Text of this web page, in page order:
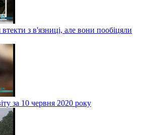
втекти з в'язниці, але вони пообіцяли
за 10 червня 2020 року